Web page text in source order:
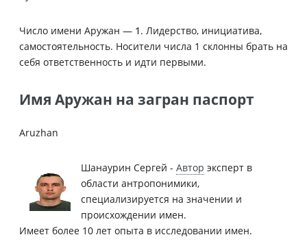
Число имени Аружан — 1. Лидерство, инициатива,
самостоятельность. Носители числа 1 склонны брать на
себя ответственность и идти первыми.
Имя Аружан на загран паспорт
Aruzhan
Шанаурин Сергей - Автор эксперт в
области антропонимики,
специализируется на значении и
происхождении имен.
Имеет более 10 лет опыта в исследовании имен.